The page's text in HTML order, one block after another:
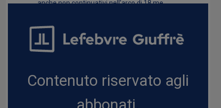
anche non continuativi nell'arco di 18 me...
Contenuto riservato agli